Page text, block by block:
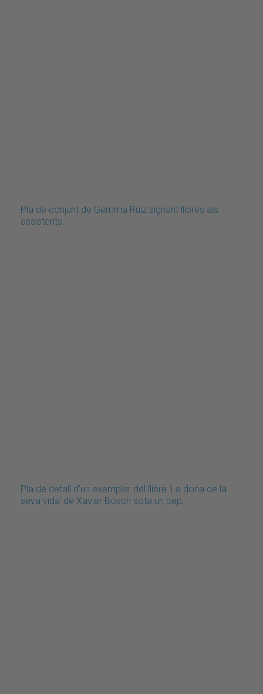
Pla de conjunt de Gemma Ruiz signant llibres als
assistents.
Pla de detall d'un exemplar del llibre 'La dona de la
seva vida' de Xavier Bosch sota un cep.